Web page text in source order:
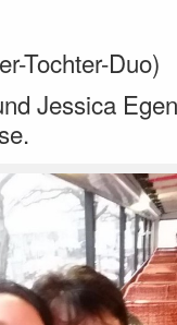
Tochter-Duo)
Jessica